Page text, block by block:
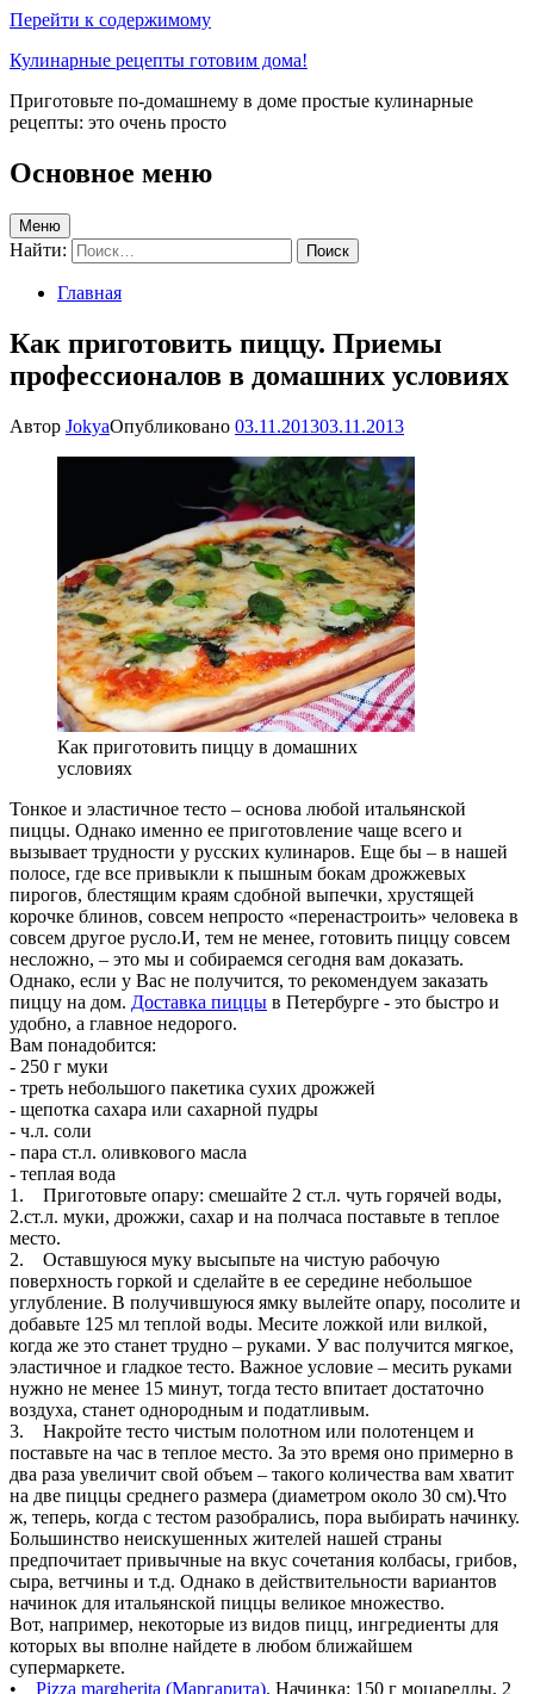
Перейти к содержимому
Кулинарные рецепты готовим дома!
Приготовьте по-домашнему в доме простые кулинарные
рецепты: это очень просто
Основное меню
Меню
Найти:
Главная
Как приготовить пиццу. Приемы
профессионалов в домашних условиях
Автор JokyaОпубликовано 03.11.201303.11.2013
Как приготовить пиццу в домашних
условиях
Тонкое и эластичное тесто – основа любой итальянской
пиццы. Однако именно ее приготовление чаще всего и
вызывает трудности у русских кулинаров. Еще бы – в нашей
полосе, где все привыкли к пышным бокам дрожжевых
пирогов, блестящим краям сдобной выпечки, хрустящей
корочке блинов, совсем непросто «перенастроить» человека в
совсем другое русло.И, тем не менее, готовить пиццу совсем
несложно, – это мы и собираемся сегодня вам доказать.
Однако, если у Вас не получится, то рекомендуем заказать
пиццу на дом. Доставка пиццы в Петербурге - это быстро и
удобно, а главное недорого.
Вам понадобится:
- 250 г муки
- треть небольшого пакетика сухих дрожжей
- щепотка сахара или сахарной пудры
- ч.л. соли
- пара ст.л. оливкового масла
- теплая вода
1. Приготовьте опару: смешайте 2 ст.л. чуть горячей воды,
2.ст.л. муки, дрожжи, сахар и на полчаса поставьте в теплое
место.
2. Оставшуюся муку высыпьте на чистую рабочую
поверхность горкой и сделайте в ее середине небольшое
углубление. В получившуюся ямку вылейте опару, посолите и
добавьте 125 мл теплой воды. Месите ложкой или вилкой,
когда же это станет трудно – руками. У вас получится мягкое,
эластичное и гладкое тесто. Важное условие – месить руками
нужно не менее 15 минут, тогда тесто впитает достаточно
воздуха, станет однородным и податливым.
3. Накройте тесто чистым полотном или полотенцем и
поставьте на час в теплое место. За это время оно примерно в
два раза увеличит свой объем – такого количества вам хватит
на две пиццы среднего размера (диаметром около 30 см).Что
ж, теперь, когда с тестом разобрались, пора выбирать начинку.
Большинство неискушенных жителей нашей страны
предпочитает привычные на вкус сочетания колбасы, грибов,
сыра, ветчины и т.д. Однако в действительности вариантов
начинок для итальянской пиццы великое множество.
Вот, например, некоторые из видов пицц, ингредиенты для
которых вы вполне найдете в любом ближайшем
супермаркете.
•
Pizza margherita (Маргарита). Начинка: 150 г моцареллы, 2